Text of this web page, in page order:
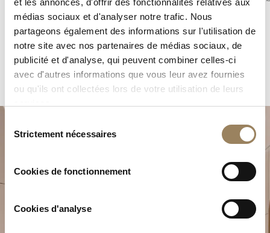
et les annonces, d'offrir des fonctionnalités relatives aux
médias sociaux et d'analyser notre trafic. Nous
partageons également des informations sur l'utilisation de
notre site avec nos partenaires de médias sociaux, de
publicité et d'analyse, qui peuvent combiner celles-ci
avec d'autres informations que vous leur avez fournies
ou qu'ils ont collectées lors de votre utilisation de leurs
duStrictement nécessaires
Cookies de fonctionnement
Cookies d'analyse
l’architecture du cadran.
Planifiez votre moment